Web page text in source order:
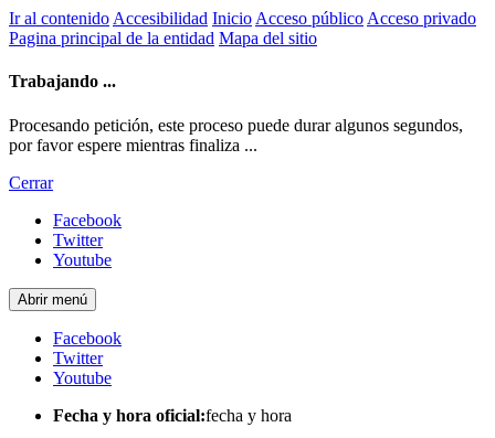
Ir al contenido Accesibilidad Inicio Acceso público Acceso privado
Pagina principal de la entidad Mapa del sitio
Trabajando ...
Procesando petición, este proceso puede durar algunos segundos,
por favor espere mientras finaliza ...
Cerrar
Facebook
Twitter
Youtube
Abrir menú
Facebook
Twitter
Youtube
Fecha y hora oficial:fecha y hora